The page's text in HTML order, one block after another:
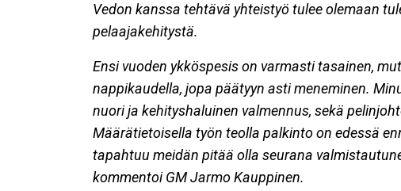
Vedon kanssa tehtävä yhteistyö tulee olemaan
pelaajakehitystä.
Ensi vuoden ykköspesis on varmasti tasainen,
nappikaudella, jopa päätyyn asti meneminen.
nuori ja kehityshaluinen valmennus, sekä
Määrätietoisella työn teolla palkinto on edessä
tapahtuu meidän pitää olla seurana
kommentoiGM Jarmo Kauppinen.